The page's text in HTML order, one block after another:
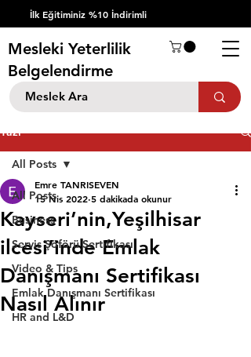
İlk Eğitiminiz %10 İndirimli
Mesleki Yeterlilik
Belgelendirme
Yazı
All Posts
Business
Servis Şöförü Sertifikası
Video & Tips
Emlak Danışmanı Sertifikası
HR and L&D
All Posts
Kayseri’nin,Yeşilhisar
ilcesi’inde Emlak
Danışmanı Sertifikası
Nasıl Alınır
Emre TANRISEVEN
15 Nis 2022 5 dakikada okunur